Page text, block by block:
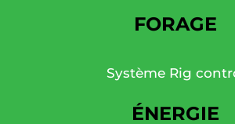
FORAGE
Système Rig
ÉNERGIE